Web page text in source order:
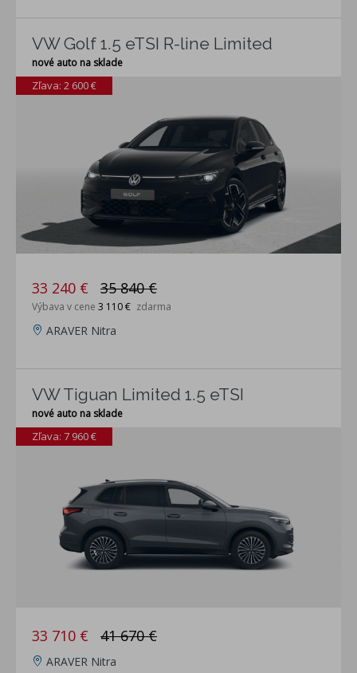
VW Golf 1.5 eTSI R-line Limited
nové auto na sklade
Zľava: 2 600 €
33 240 € 35 840 €
Výbava v cene 3 110 € zdarma
ARAVER Nitra
VW Tiguan Limited 1.5 eTSI
nové auto na sklade
Zľava: 7 960 €
33 710 € 41 670 €
ARAVER Nitra